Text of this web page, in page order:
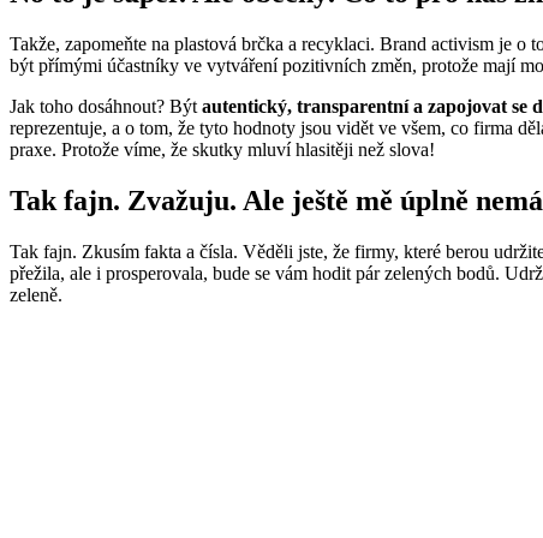
Takže, zapomeňte na plastová brčka a recyklaci. Brand activism je o
být přímými účastníky ve vytváření pozitivních změn, protože mají
Jak toho dosáhnout? Být autentický, transparentní a zapojovat se
reprezentuje, a o tom, že tyto hodnoty jsou vidět ve všem, co firma
praxe. Protože víme, že skutky mluví hlasitěji než slova!
Tak fajn. Zvažuju. Ale ještě mě úplně
Tak fajn. Zkusím fakta a čísla. Věděli jste, že firmy, které berou
přežila, ale i prosperovala, bude se vám hodit pár zelených bodů.
zeleně.